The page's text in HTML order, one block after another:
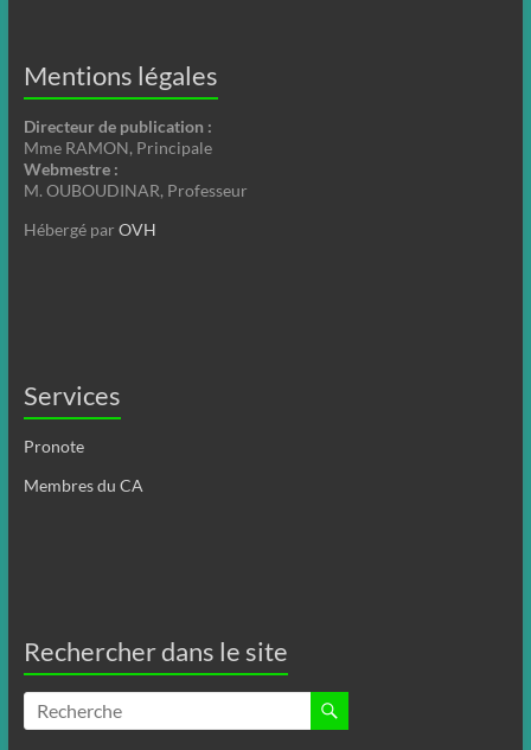
Mentions légales
Directeur de publication :
Mme RAMON, Principale
Webmestre :
M. OUBOUDINAR, Professeur
Hébergé par OVH
Services
Pronote
Membres du CA
Rechercher dans le site